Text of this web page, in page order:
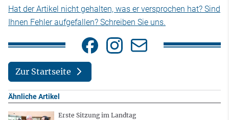
Hat der Artikel nicht gehalten, was er versprochen hat? Sind
Ihnen Fehler aufgefallen? Schreiben Sie uns.
Zur Startseite
Ähnliche Artikel
Erste Sitzung im Landtag